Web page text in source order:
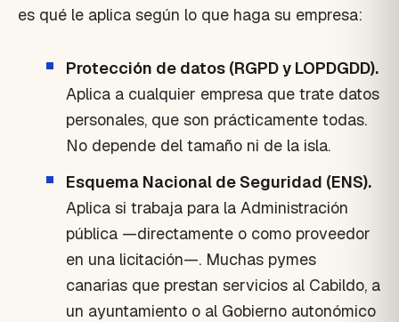
es qué le aplica según lo que haga su empresa:
Protección de datos (RGPD y LOPDGDD).
Aplica a cualquier empresa que trate datos
personales, que son prácticamente todas.
No depende del tamaño ni de la isla.
Esquema Nacional de Seguridad (ENS).
Aplica si trabaja para la Administración
pública —directamente o como proveedor
en una licitación—. Muchas pymes
canarias que prestan servicios al Cabildo, a
un ayuntamiento o al Gobierno autonómico